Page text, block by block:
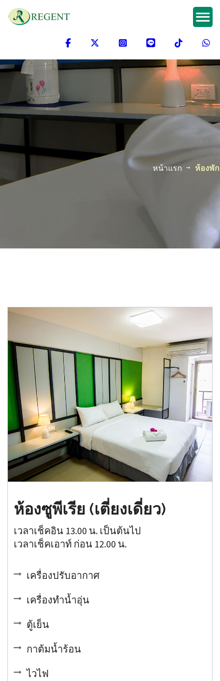
หน้าแรก ห้องพัก
ห้องซูพีเรีย (เตี่ยงเดี่ยว)
เวลาเช็คอิน 13.00 น. เป็นต้นไป
เวลาเช็คเอาท์ ก่อน 12.00 น.
เครื่องปรับอากาศ
เครื่องทำน้ำอุ่น
ตู้เย็น
กาต้มน้ำร้อน
ไวไฟ